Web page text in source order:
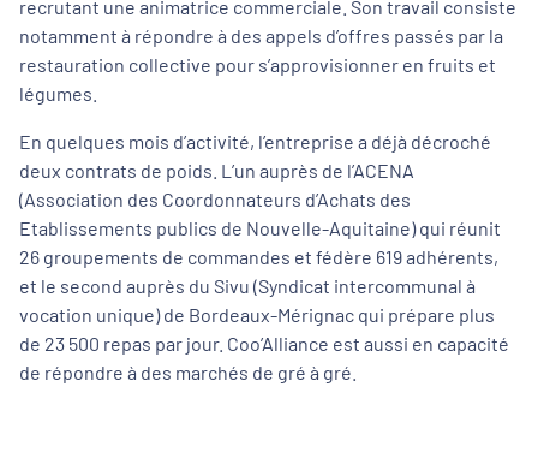
recrutant une animatrice commerciale. Son travail consiste
notamment à répondre à des appels d’offres passés par la
restauration collective pour s’approvisionner en fruits et
légumes.
En quelques mois d’activité, l’entreprise a déjà décroché
deux contrats de poids. L’un auprès de l’ACENA
(Association des Coordonnateurs d’Achats des
Etablissements publics de Nouvelle-Aquitaine) qui réunit
26 groupements de commandes et fédère 619 adhérents,
et le second auprès du Sivu (Syndicat intercommunal à
vocation unique) de Bordeaux-Mérignac qui prépare plus
de 23 500 repas par jour. Coo’Alliance est aussi en capacité
de répondre à des marchés de gré à gré.